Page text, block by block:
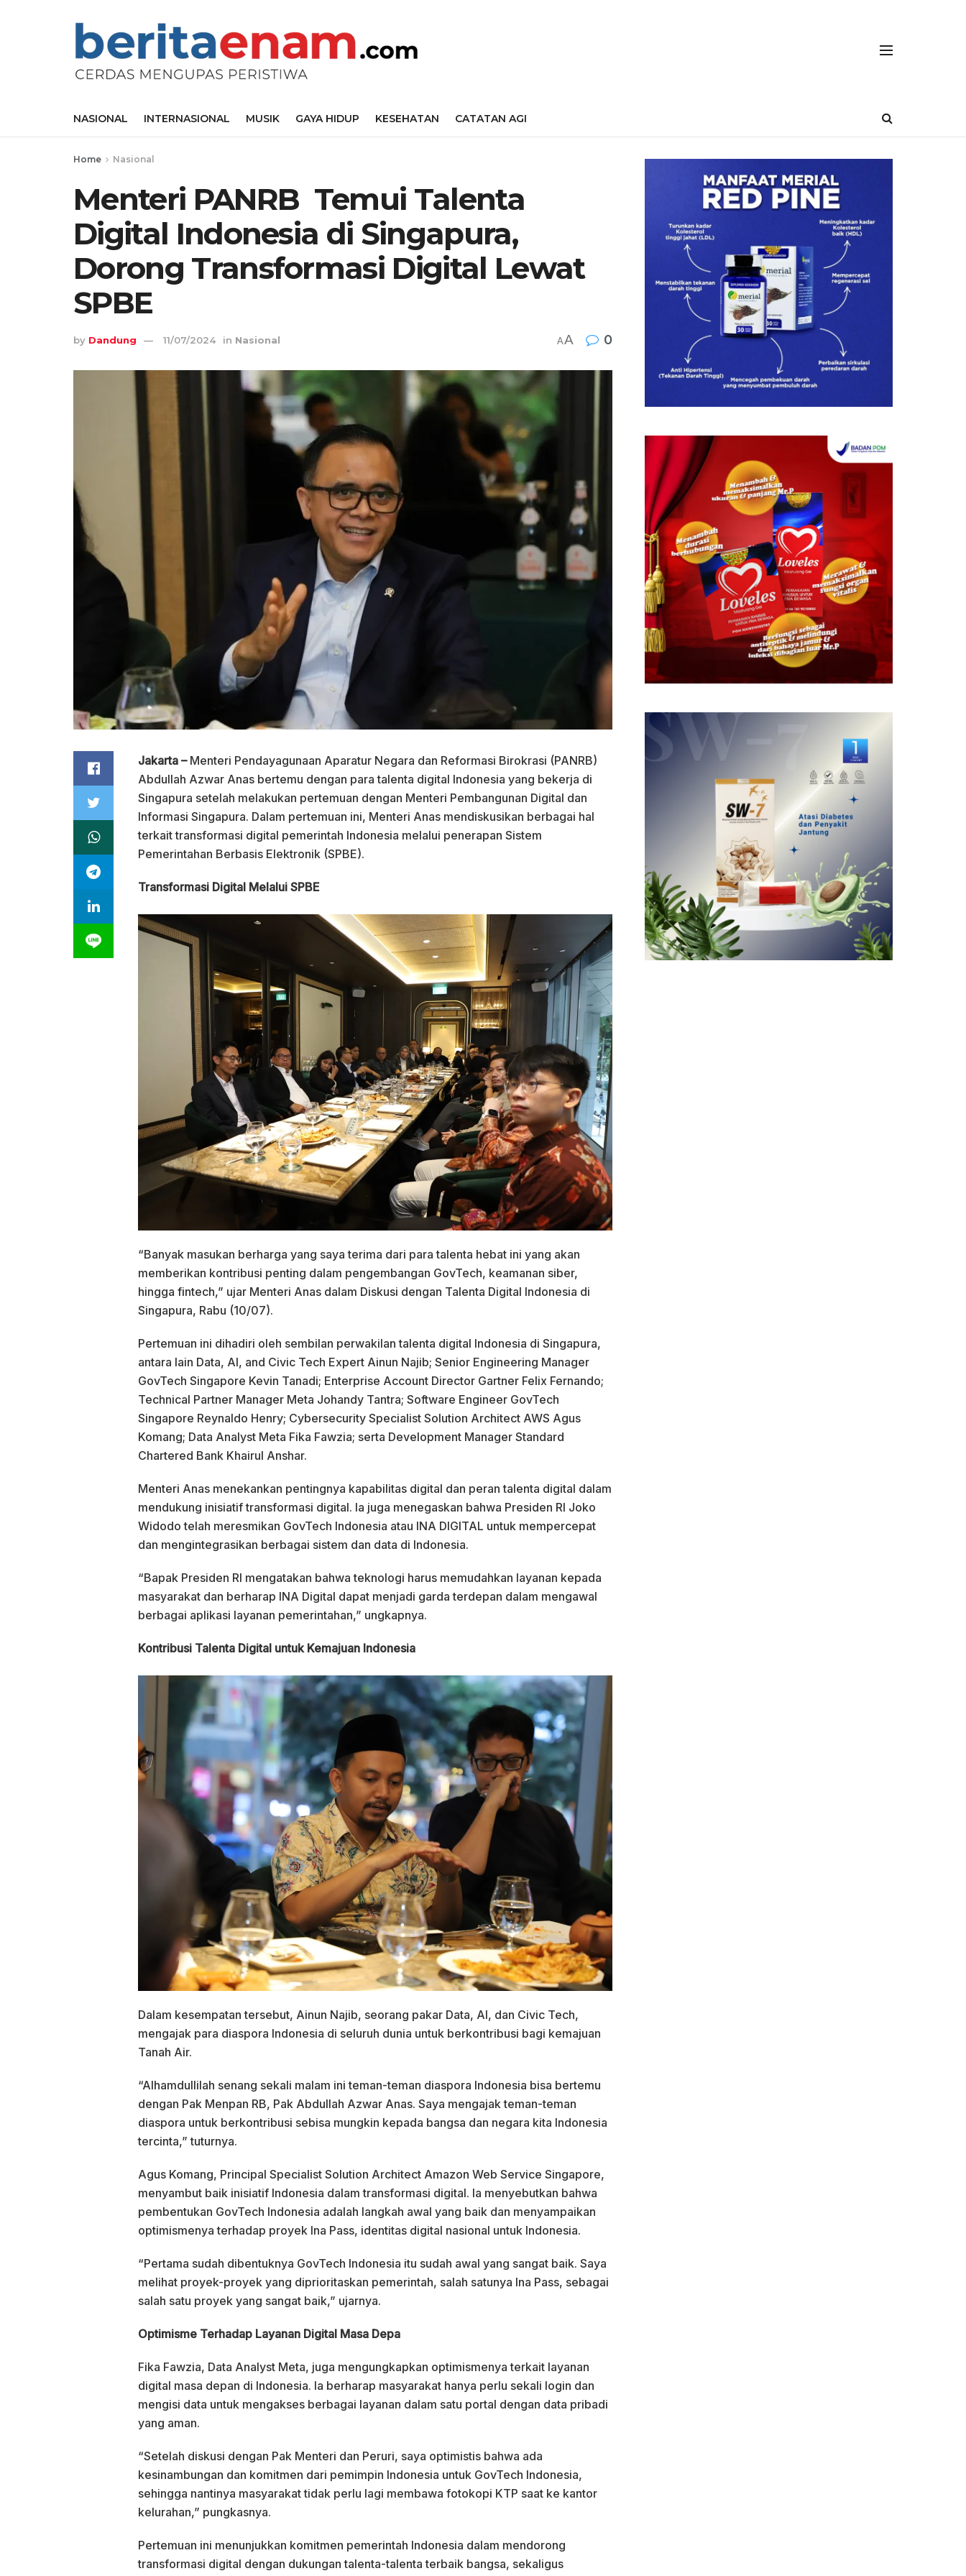
NASIONAL INTERNASIONAL MUSIK GAYA HIDUP KESEHATAN CATATAN AGI
Home Nasional
Menteri PANRB Temui Talenta
Digital Indonesia di Singapura,
Dorong Transformasi Digital Lewat
SPBE
by Dandung 11/07/2024 in Nasional AA 0
Jakarta –Menteri Pendayagunaan Aparatur Negara dan Reformasi Birokrasi (PANRB)
Abdullah Azwar Anas bertemu dengan para talenta digital Indonesia yang bekerja di
Singapura setelah melakukan pertemuan dengan Menteri Pembangunan Digital dan
Informasi Singapura. Dalam pertemuan ini, Menteri Anas mendiskusikan berbagai hal
terkait transformasi digital pemerintah Indonesia melalui penerapan Sistem
Pemerintahan Berbasis Elektronik (SPBE).
Transformasi Digital Melalui SPBE
“Banyak masukan berharga yang saya terima dari para talenta hebat ini yang akan
memberikan kontribusi penting dalam pengembangan GovTech, keamanan siber,
hingga fintech,” ujar Menteri Anas dalam Diskusi dengan Talenta Digital Indonesia di
Singapura, Rabu (10/07).
Pertemuan ini dihadiri oleh sembilan perwakilan talenta digital Indonesia di Singapura,
antara lain Data, AI, and Civic Tech Expert Ainun Najib; Senior Engineering Manager
GovTech Singapore Kevin Tanadi; Enterprise Account Director Gartner Felix Fernando;
Technical Partner Manager Meta Johandy Tantra; Software Engineer GovTech
Singapore Reynaldo Henry; Cybersecurity Specialist Solution Architect AWS Agus
Komang; Data Analyst Meta Fika Fawzia; serta Development Manager Standard
Chartered Bank Khairul Anshar.
Menteri Anas menekankan pentingnya kapabilitas digital dan peran talenta digital dalam
mendukung inisiatif transformasi digital. Ia juga menegaskan bahwa Presiden RI Joko
Widodo telah meresmikan GovTech Indonesia atau INA DIGITAL untuk mempercepat
dan mengintegrasikan berbagai sistem dan data di Indonesia.
“Bapak Presiden RI mengatakan bahwa teknologi harus memudahkan layanan kepada
masyarakat dan berharap INA Digital dapat menjadi garda terdepan dalam mengawal
berbagai aplikasi layanan pemerintahan,” ungkapnya.
Kontribusi Talenta Digital untuk Kemajuan Indonesia
Dalam kesempatan tersebut, Ainun Najib, seorang pakar Data, AI, dan Civic Tech,
mengajak para diaspora Indonesia di seluruh dunia untuk berkontribusi bagi kemajuan
Tanah Air.
“Alhamdullilah senang sekali malam ini teman-teman diaspora Indonesia bisa bertemu
dengan Pak Menpan RB, Pak Abdullah Azwar Anas. Saya mengajak teman-teman
diaspora untuk berkontribusi sebisa mungkin kepada bangsa dan negara kita Indonesia
tercinta,” tuturnya.
Agus Komang, Principal Specialist Solution Architect Amazon Web Service Singapore,
menyambut baik inisiatif Indonesia dalam transformasi digital. Ia menyebutkan bahwa
pembentukan GovTech Indonesia adalah langkah awal yang baik dan menyampaikan
optimismenya terhadap proyek Ina Pass, identitas digital nasional untuk Indonesia.
“Pertama sudah dibentuknya GovTech Indonesia itu sudah awal yang sangat baik. Saya
melihat proyek-proyek yang diprioritaskan pemerintah, salah satunya Ina Pass, sebagai
salah satu proyek yang sangat baik,” ujarnya.
Optimisme Terhadap Layanan Digital Masa Depa
Fika Fawzia, Data Analyst Meta, juga mengungkapkan optimismenya terkait layanan
digital masa depan di Indonesia. Ia berharap masyarakat hanya perlu sekali login dan
mengisi data untuk mengakses berbagai layanan dalam satu portal dengan data pribadi
yang aman.
“Setelah diskusi dengan Pak Menteri dan Peruri, saya optimistis bahwa ada
kesinambungan dan komitmen dari pemimpin Indonesia untuk GovTech Indonesia,
sehingga nantinya masyarakat tidak perlu lagi membawa fotokopi KTP saat ke kantor
kelurahan,” pungkasnya.
Pertemuan ini menunjukkan komitmen pemerintah Indonesia dalam mendorong
transformasi digital dengan dukungan talenta-talenta terbaik bangsa, sekaligus